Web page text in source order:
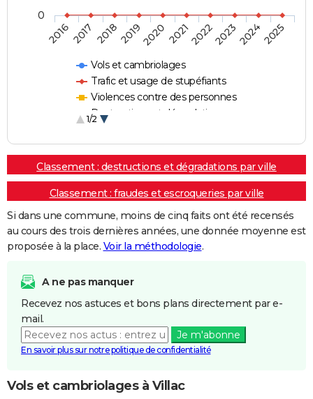
Vols et cambriolages
Trafic et usage de stupéfiants
Violences contre des personnes
Destructions et dégradations
1/2
20162017 20182019202020212022202320242025
0
Classement : destructions et dégradations par ville
Classement : fraudes et escroqueries par ville
Si dans une commune, moins de cinq faits ont été recensés
au cours des trois dernières années, une donnée moyenne est
proposée à la place. Voir la méthodologie.
A ne pas manquer
Recevez nos astuces et bons plans directement par e-
mail.
Je m'abonne
En savoir plus sur notre politique de confidentialité
Vols et cambriolages à Villac